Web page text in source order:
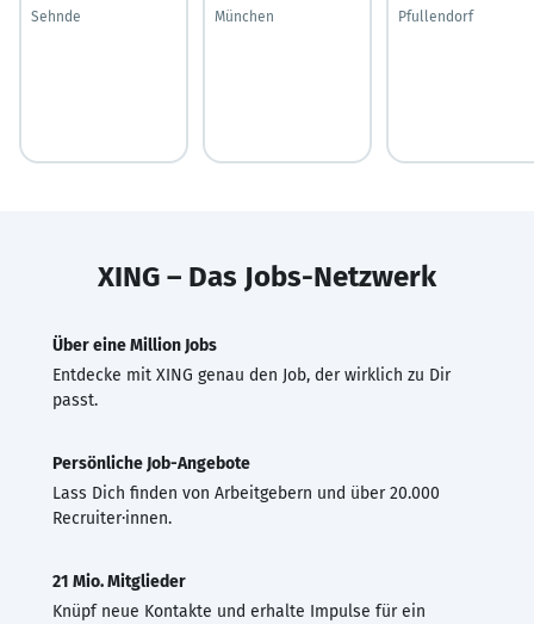
Sehnde
München
Pfullendorf
XING – Das Jobs-Netzwerk
Über eine Million Jobs
Entdecke mit XING genau den Job, der wirklich zu Dir
passt.
Persönliche Job-Angebote
Lass Dich finden von Arbeitgebern und über 20.000
Recruiter·innen.
21 Mio. Mitglieder
Knüpf neue Kontakte und erhalte Impulse für ein